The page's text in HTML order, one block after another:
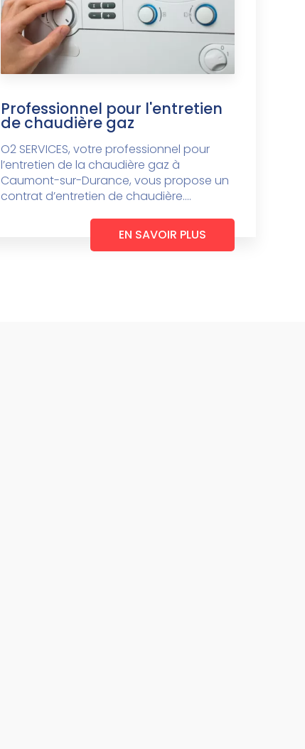
Professionnel pour l'entretien
de chaudière gaz
O2 SERVICES, votre professionnel pour
l’entretien de la chaudière gaz à
Caumont-sur-Durance, vous propose un
contrat d’entretien de chaudière....
EN SAVOIR PLUS